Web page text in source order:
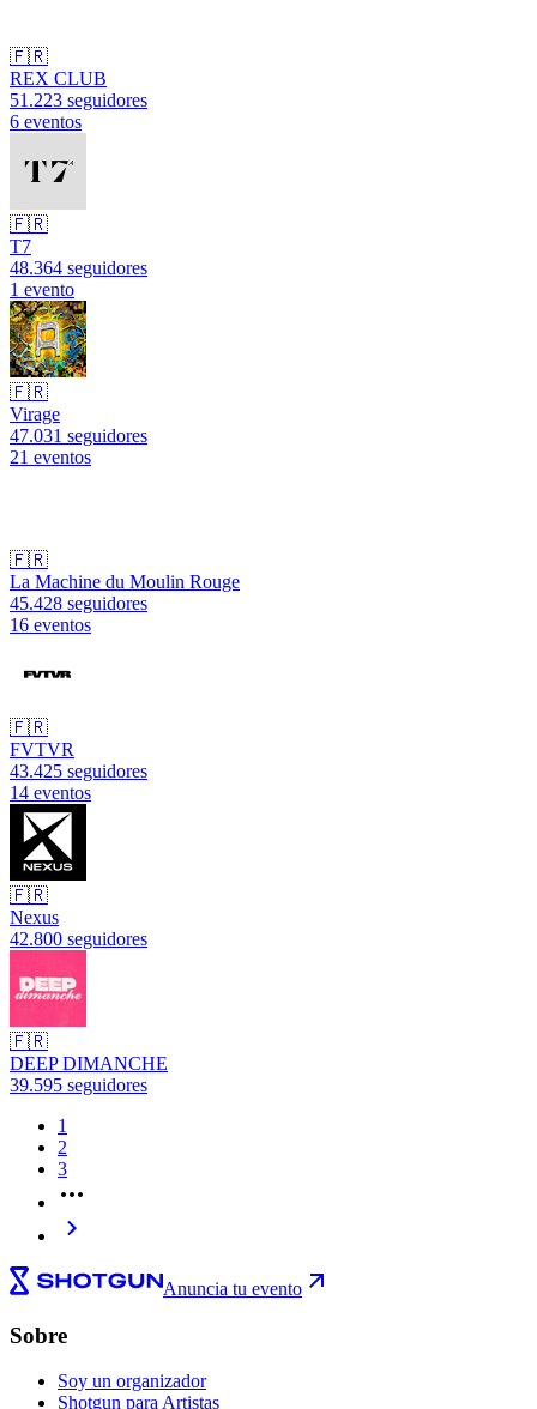
🇫🇷
REX CLUB
51.223 seguidores
6 eventos
🇫🇷
T7
48.364 seguidores
1 evento
🇫🇷
Virage
47.031 seguidores
21 eventos
🇫🇷
La Machine du Moulin Rouge
45.428 seguidores
16 eventos
🇫🇷
FVTVR
43.425 seguidores
14 eventos
🇫🇷
Nexus
42.800 seguidores
🇫🇷
DEEP DIMANCHE
39.595 seguidores
1
2
3
Anuncia tu evento
Sobre
Soy un organizador
Shotgun para Artistas